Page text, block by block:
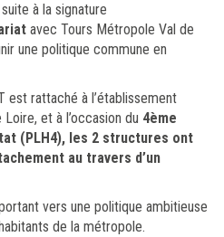
à la signature
avec Tours Métropole Val de
une politique commune en
est rattaché à l’établissement
et à l’occasion du 4ème
(PLH4), les 2 structures ont
au travers d’un
vers une politique ambitieuse
de la métropole.